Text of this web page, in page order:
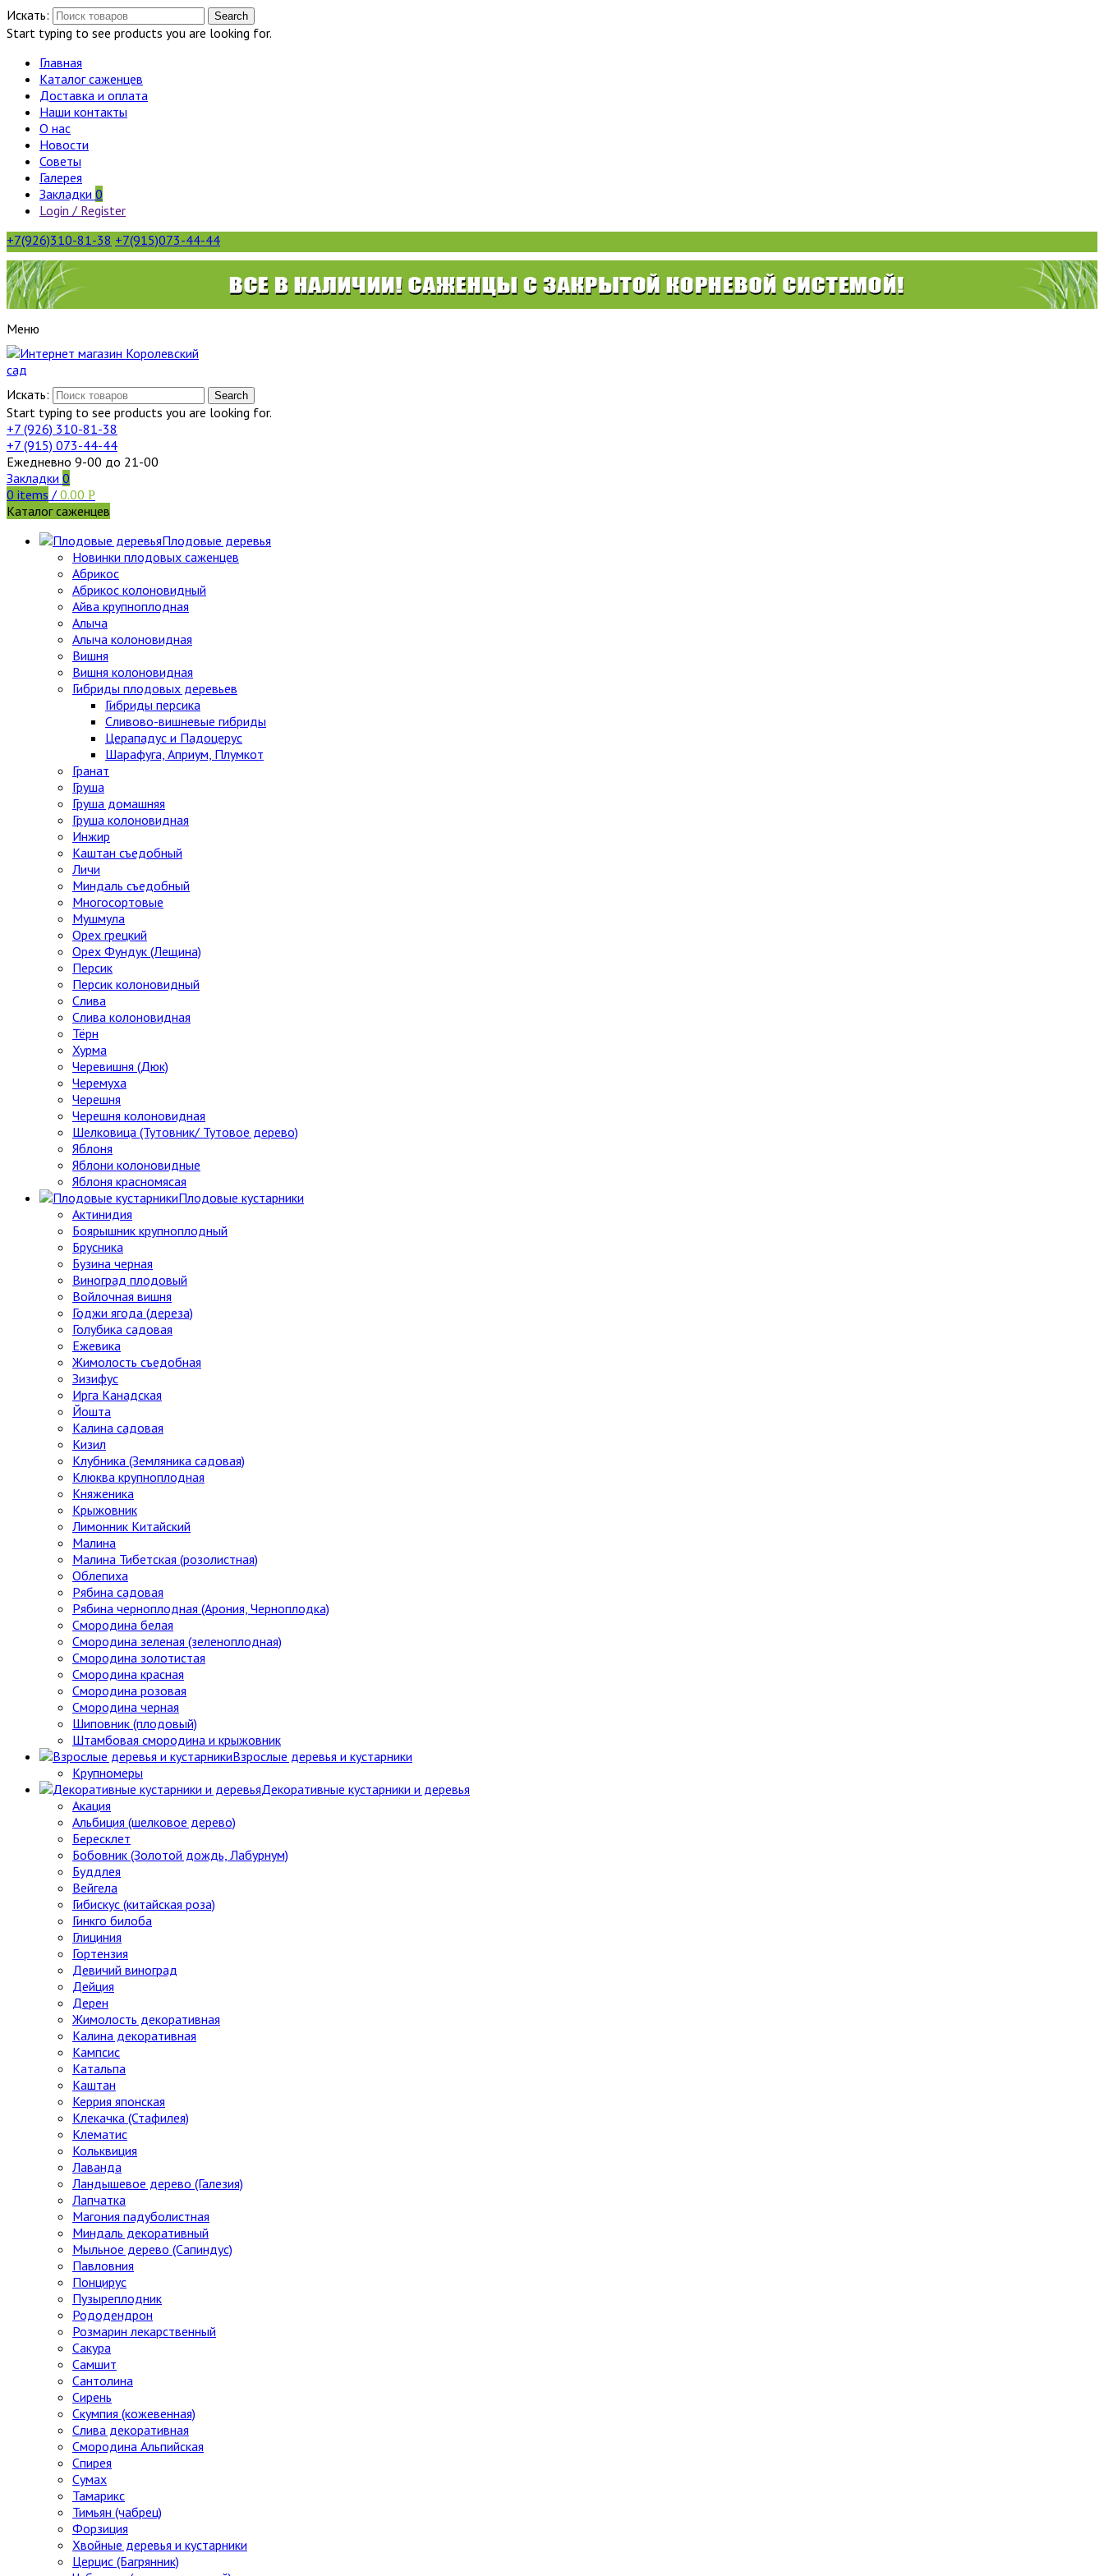
Искать: Search
Start typing to see products you are looking for.
Главная
Каталог саженцев
Доставка и оплата
Наши контакты
О нас
Новости
Советы
Галерея
Закладки 0
Login / Register
+7(926)310-81-38 +7(915)073-44-44
Меню
Искать: Search
Start typing to see products you are looking for.
+7 (926) 310-81-38
+7 (915) 073-44-44
Ежедневно 9-00 до 21-00
Закладки 0
0 items / 0.00 Р
Каталог саженцев
Плодовые деревья
Новинки плодовых саженцев
Абрикос
Абрикос колоновидный
Айва крупноплодная
Алыча
Алыча колоновидная
Вишня
Вишня колоновидная
Гибриды плодовых деревьев
Гибриды персика
Сливово-вишневые гибриды
Церападус и Падоцерус
Шарафуга, Априум, Плумкот
Гранат
Груша
Груша домашняя
Груша колоновидная
Инжир
Каштан съедобный
Личи
Миндаль съедобный
Многосортовые
Мушмула
Орех грецкий
Орех Фундук (Лещина)
Персик
Персик колоновидный
Слива
Слива колоновидная
Тёрн
Хурма
Черевишня (Дюк)
Черемуха
Черешня
Черешня колоновидная
Шелковица (Тутовник/ Тутовое дерево)
Яблоня
Яблони колоновидные
Яблоня красномясая
Плодовые кустарники
Актинидия
Боярышник крупноплодный
Брусника
Бузина черная
Виноград плодовый
Войлочная вишня
Годжи ягода (дереза)
Голубика садовая
Ежевика
Жимолость съедобная
Зизифус
Ирга Канадская
Йошта
Калина садовая
Кизил
Клубника (Земляника садовая)
Клюква крупноплодная
Княженика
Крыжовник
Лимонник Китайский
Малина
Малина Тибетская (розолистная)
Облепиха
Рябина садовая
Рябина черноплодная (Арония, Черноплодка)
Смородина белая
Смородина зеленая (зеленоплодная)
Смородина золотистая
Смородина красная
Смородина розовая
Смородина черная
Шиповник (плодовый)
Штамбовая смородина и крыжовник
Взрослые деревья и кустарники
Крупномеры
Декоративные кустарники и деревья
Акация
Альбиция (шелковое дерево)
Бересклет
Бобовник (Золотой дождь, Лабурнум)
Буддлея
Вейгела
Гибискус (китайская роза)
Гинкго билоба
Глициния
Гортензия
Девичий виноград
Дейция
Дерен
Жимолость декоративная
Калина декоративная
Кампсис
Катальпа
Каштан
Керрия японская
Клекачка (Стафилея)
Клематис
Кольквиция
Лаванда
Ландышевое дерево (Галезия)
Лапчатка
Магония падуболистная
Миндаль декоративный
Мыльное дерево (Сапиндус)
Павловния
Понцирус
Пузыреплодник
Рододендрон
Розмарин лекарственный
Сакура
Самшит
Сантолина
Сирень
Скумпия (кожевенная)
Слива декоративная
Смородина Альпийская
Спирея
Сумах
Тамарикс
Тимьян (чабрец)
Форзиция
Хвойные деревья и кустарники
Церцис (Багрянник)